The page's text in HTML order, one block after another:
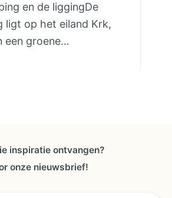
en de liggingDe
ligt op het eiland Krk,
een groene
beekje stroomt er
Auto’s blijven
inspiratie ontvangen?
onze nieuwsbrief!